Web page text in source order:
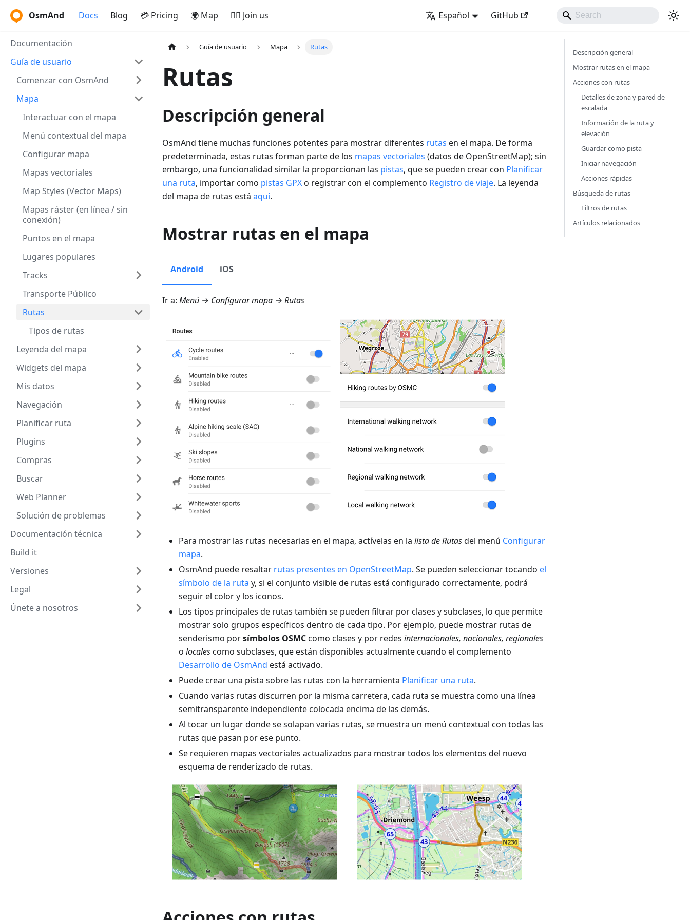
OsmAnd Docs Blog 💳 Pricing 🌍 Map 🚵‍♂️ Join us Español GitHub
Documentación
Guía de usuario
Comenzar con OsmAnd
Mapa
Interactuar con el mapa
Menú contextual del mapa
Configurar mapa
Mapas vectoriales
Map Styles (Vector Maps)
Mapas ráster (en línea / sin
conexión)
Puntos en el mapa
Lugares populares
Tracks
Transporte Público
Rutas
Tipos de rutas
Leyenda del mapa
Widgets del mapa
Mis datos
Navegación
Planificar ruta
Plugins
Compras
Buscar
Web Planner
Solución de problemas
Documentación técnica
Build it
Versiones
Legal
Únete a nosotros
Guía de usuario Mapa Rutas
Rutas
Descripción general
OsmAnd tiene muchas funciones potentes para mostrar diferentes rutas en el mapa. De forma
predeterminada, estas rutas forman parte de los mapas vectoriales (datos de OpenStreetMap); sin
embargo, una funcionalidad similar la proporcionan las pistas, que se pueden crear con Planificar
una ruta, importar como pistas GPXo registrar con el complemento Registro de viaje. La leyenda
del mapa de rutas está aquí.
Mostrar rutas en el mapa
Android iOS
Ir a: Menú → Configurar mapa → Rutas
Para mostrar las rutas necesarias en el mapa, actívelas en la lista de Rutasdel menú Configurar
mapa.
OsmAnd puede resaltar rutas presentes en OpenStreetMap. Se pueden seleccionar tocando el
símbolo de la ruta y, si el conjunto visible de rutas está configurado correctamente, podrá
seguir el color y los iconos.
Los tipos principales de rutas también se pueden filtrar por clases y subclases, lo que permite
mostrar solo grupos específicos dentro de cada tipo. Por ejemplo, puede mostrar rutas de
senderismo porsímbolos OSMCcomo clases y por redes internacionales, nacionales, regionales
o localescomo subclases, que están disponibles actualmente cuando el complemento
Desarrollo de OsmAnd está activado.
Puede crear una pista sobre las rutas con la herramienta Planificar una ruta.
Cuando varias rutas discurren por la misma carretera, cada ruta se muestra como una línea
semitransparente independiente colocada encima de las demás.
Al tocar un lugar donde se solapan varias rutas, se muestra un menú contextual con todas las
rutas que pasan por ese punto.
Se requieren mapas vectoriales actualizados para mostrar todos los elementos del nuevo
esquema de renderizado de rutas.
Descripción general
Mostrar rutas en el mapa
Acciones con rutas
Detalles de zona y pared de
escalada
Información de la ruta y
elevación
Guardar como pista
Iniciar navegación
Acciones rápidas
Búsqueda de rutas
Filtros de rutas
Artículos relacionados